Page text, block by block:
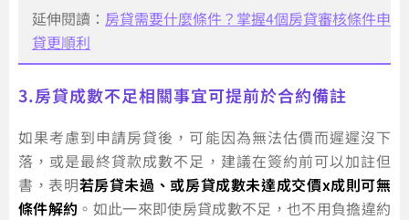
延伸閱讀： 房貸需要什麼條件？掌握4個房貸審核條件申
貸更順利
3.房貸成數不足相關事宜可提前於合約備註
如果考慮到申請房貸後，可能因為無法估價而遲遲沒下
落，或是最終貸款成數不足，建議在簽約前可以加註但
書，表明若房貸未過、或房貸成數未達成交價x成則可無
條件解約 。如此一來即使房貸成數不足，也不用負擔違約